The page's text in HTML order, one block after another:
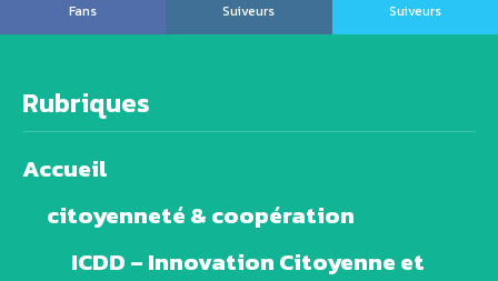
Fans
Suiveurs
Suiveurs
Rubriques
Accueil
citoyenneté & coopération
ICDD – Innovation Citoyenne et